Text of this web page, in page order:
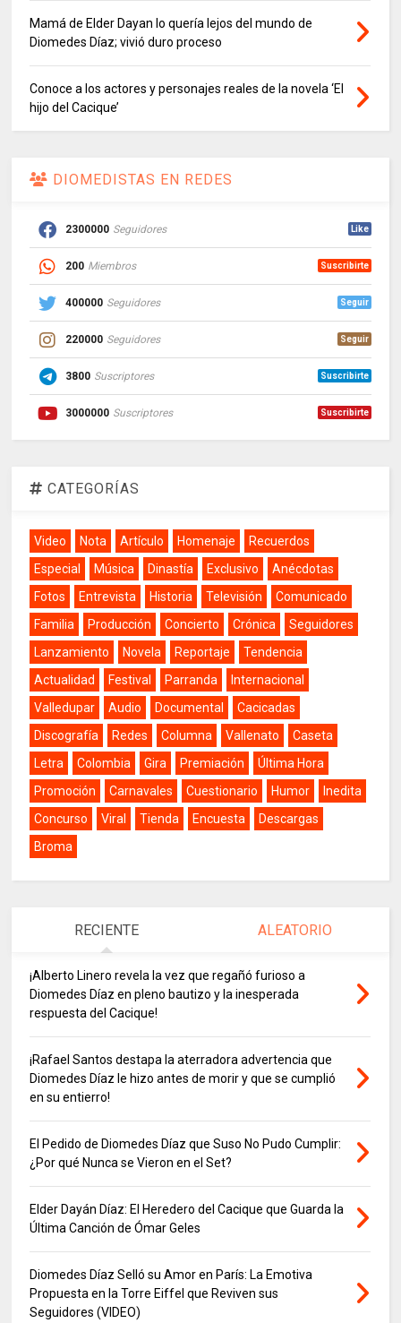
Mamá de Elder Dayan lo quería lejos del mundo de
Diomedes Díaz; vivió duro proceso
Conoce a los actores y personajes reales de la novela ‘El
hijo del Cacique’
DIOMEDISTAS EN REDES
2300000 Seguidores Like
200 Miembros Suscribirte
400000 Seguidores Seguir
220000 Seguidores Seguir
3800 Suscriptores Suscribirte
3000000 Suscriptores Suscribirte
CATEGORÍAS
Video Nota Artículo Homenaje
Recuerdos
Especial
Música Dinastía Exclusivo
Anécdotas
Fotos
Entrevista Historia Televisión
Comunicado
Familia
Producción Concierto Crónica
Seguidores
Lanzamiento
Novela Reportaje
Tendencia
Actualidad
Festival Parranda
Internacional
Valledupar
Audio Documental
Cacicadas
Discografía
Redes Columna Vallenato
Caseta
Letra
Colombia Gira Premiación
Última Hora
Promoción
Carnavales Cuestionario Humor
Inedita
Concurso
Viral Tienda Encuesta
Descargas
Broma
RECIENTE ALEATORIO
¡Alberto Linero revela la vez que regañó furioso a
Diomedes Díaz en pleno bautizo y la inesperada
respuesta del Cacique!
¡Rafael Santos destapa la aterradora advertencia que
Diomedes Díaz le hizo antes de morir y que se cumplió
en su entierro!
El Pedido de Diomedes Díaz que Suso No Pudo Cumplir:
¿Por qué Nunca se Vieron en el Set?
Elder Dayán Díaz: El Heredero del Cacique que Guarda la
Última Canción de Ómar Geles
Diomedes Díaz Selló su Amor en París: La Emotiva
Propuesta en la Torre Eiffel que Reviven sus
Seguidores (VIDEO)